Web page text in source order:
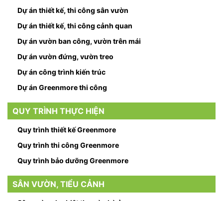
Dự án thiết kế, thi công sân vườn
Dự án thiết kế, thi công cảnh quan
Dự án vườn ban công, vườn trên mái
Dự án vườn đứng, vườn treo
Dự án công trình kiến trúc
Dự án Greenmore thi công
QUY TRÌNH THỰC HIỆN
Quy trình thiết kế Greenmore
Quy trình thi công Greenmore
Quy trình bảo dưỡng Greenmore
SÂN VƯỜN, TIỂU CẢNH